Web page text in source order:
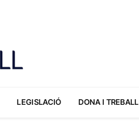
LEGISLACIÓ DONA I TREBALL